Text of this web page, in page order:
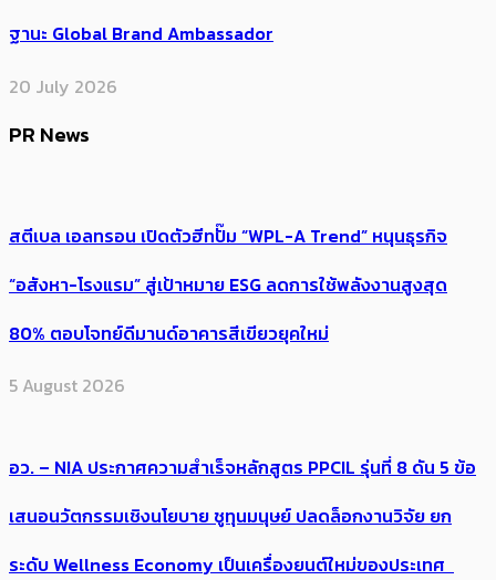
ฐานะ Global Brand Ambassador
20 July 2026
PR News
สตีเบล เอลทรอน เปิดตัวฮีทปั๊ม “WPL-A Trend” หนุนธุรกิจ
“อสังหา-โรงแรม” สู่เป้าหมาย ESG ลดการใช้พลังงานสูงสุด
80% ตอบโจทย์ดีมานด์อาคารสีเขียวยุคใหม่
5 August 2026
อว. – NIA ประกาศความสำเร็จหลักสูตร PPCIL รุ่นที่ 8 ดัน 5 ข้อ
เสนอนวัตกรรมเชิงนโยบาย ชูทุนมนุษย์ ปลดล็อกงานวิจัย ยก
ระดับ Wellness Economy เป็นเครื่องยนต์ใหม่ของประเทศ